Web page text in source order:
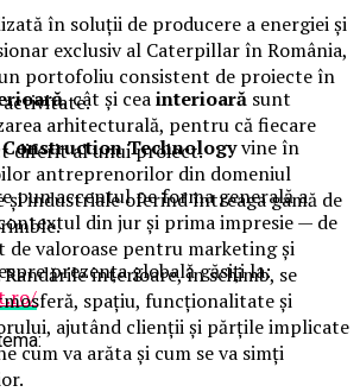
în soluţii de producere a energiei şi
exclusiv al Caterpillar în România,
portofoliu consistent de proiecte în
Technologyvine în
antreprenorilor din domeniul
industriale oferind întreaga gamă de
prezența globală găsiți la:
, cât și ceainterioară sunt
arhitecturală, pentru că fiecare
diferit al unui proiect.
pun accentul pe forma generală a
din jur și prima impresie — de
de valoroase pentru marketing și
interioare, în schimb, se
spațiu, funcționalitate și
ajutând clienții și părțile implicate
cum va arăta și cum se va simți